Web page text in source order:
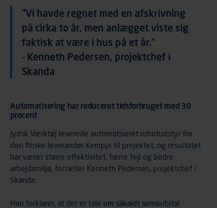
"Vi havde regnet med en afskrivning
på cirka to år, men anlægget viste sig
faktisk at være i hus på et år."
- Kenneth Pedersen, projektchef i
Skanda
Automatisering har reduceret tidsforbruget med 30
procent
Jydsk Værktøj leverede automatiseret robotudstyr fra
den finske leverandør Kemppi til projektet, og resultatet
har været større effektivitet, færre fejl og bedre
arbejdsmiljø, fortæller Kenneth Pedersen, projektchef i
Skanda.
Han forklarer, at der er tale om såkaldt semiorbital